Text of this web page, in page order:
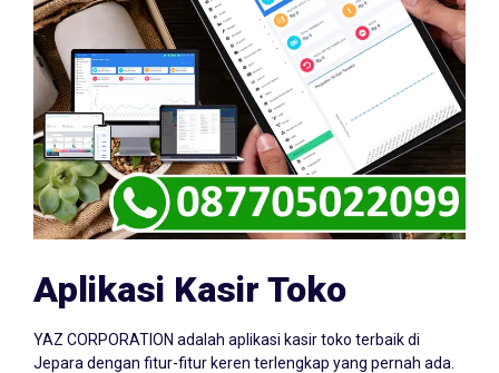
Aplikasi Kasir Toko
YAZ CORPORATION adalah aplikasi kasir toko terbaik di
Jepara dengan fitur-fitur keren terlengkap yang pernah ada.